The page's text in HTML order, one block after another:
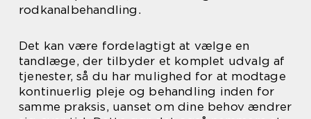
rodkanalbehandling.
Det kan være fordelagtigt at vælge en
tandlæge, der tilbyder et komplet udvalg af
tjenester, så du har mulighed for at modtage
kontinuerlig pleje og behandling inden for
samme praksis, uanset om dine behov ændrer